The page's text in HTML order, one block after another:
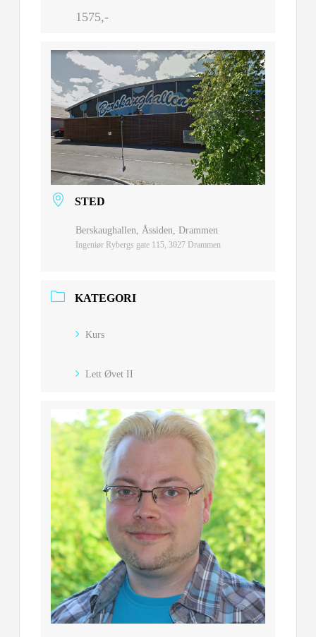
1575,-
STED
Berskaughallen, Åssiden, Drammen
Ingeniør Rybergs gate 115, 3027 Drammen
KATEGORI
Kurs
Lett Øvet II